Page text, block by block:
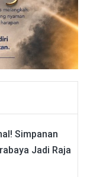
Simpanan
Jadi Raja